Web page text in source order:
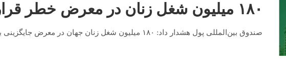
۱۸۰ میلیون شغل زنان در معرض خطر قرار دارد
صندوق بین‌المللی پول هشدار داد: ۱۸۰ میلیون شغل زنان جهان در معرض جایگزینی با تکنولوژی‌های جدید و اتوماسیون قرار دارد.